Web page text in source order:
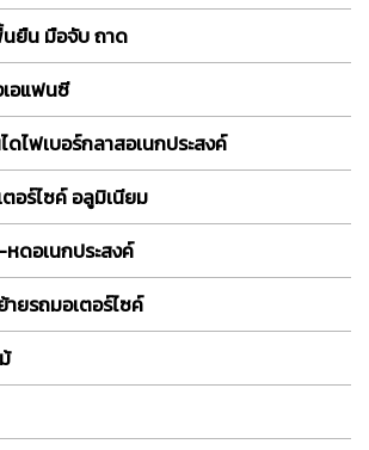
ยืน มือจับ ถาด
อแฟนซี
ไฟเบอร์กลาสอเนกประสงค์
อร์ไซค์ อลูมิเนียม
ดอเนกประสงค์
ยรถมอเตอร์ไซค์